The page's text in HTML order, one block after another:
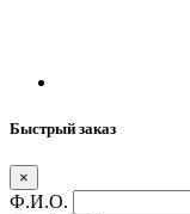
Быстрый заказ
×
Ф.И.О.